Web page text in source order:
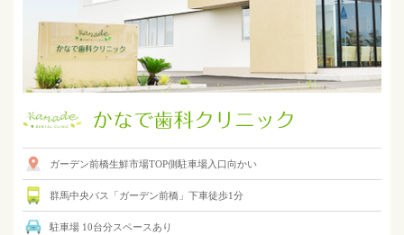
ガーデン前橋生鮮市場TOP側駐車場入口向かい
群馬中央バス「ガーデン前橋」下車徒歩1分
駐車場 10台分スペースあり